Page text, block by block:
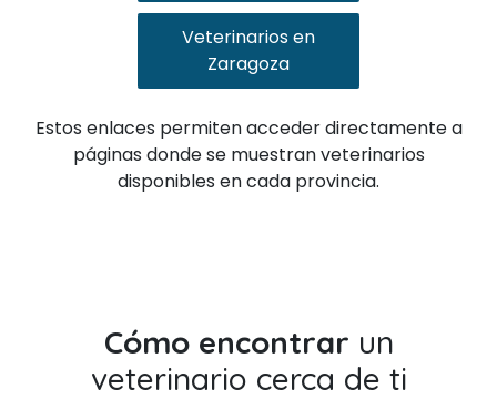
Veterinarios en
Zaragoza
Estos enlaces permiten acceder directamente a
páginas donde se muestran veterinarios
disponibles en cada provincia.
Cómo encontrar un
veterinario cerca de ti